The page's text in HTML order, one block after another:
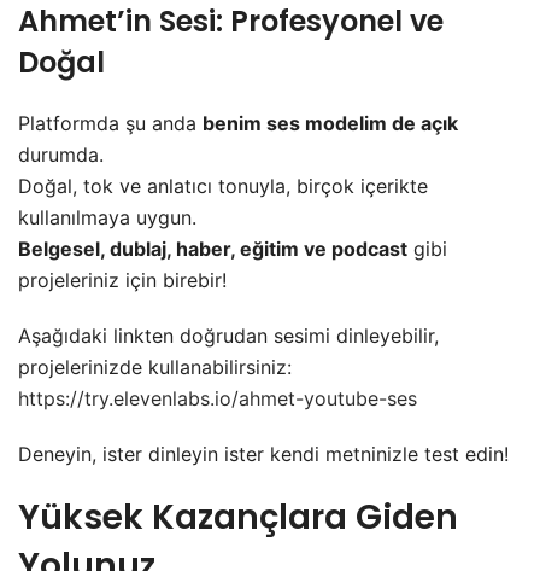
Ahmet’in Sesi: Profesyonel ve
Doğal
Platformda şu anda benim ses modelim de açık
durumda.
Doğal, tok ve anlatıcı tonuyla, birçok içerikte
kullanılmaya uygun.
Belgesel, dublaj, haber, eğitim ve podcast gibi
projeleriniz için birebir!
Aşağıdaki linkten doğrudan sesimi dinleyebilir,
projelerinizde kullanabilirsiniz:
https://try.elevenlabs.io/ahmet-youtube-ses
Deneyin, ister dinleyin ister kendi metninizle test edin!
Yüksek Kazançlara Giden